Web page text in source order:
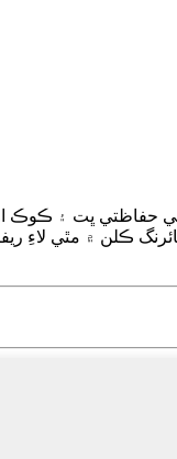
حفاظتي ڀت ۽ ڪوڪ
ڪلن ۾ مٿي لاءِ